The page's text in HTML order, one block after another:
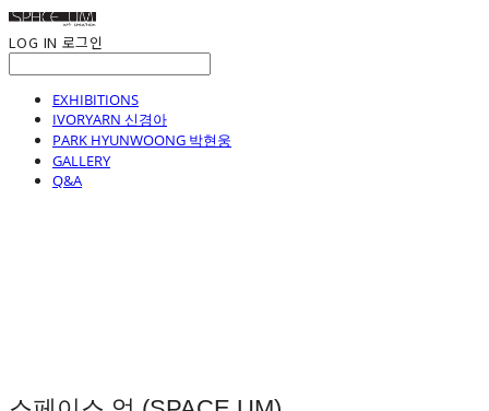
LOG IN 로그인
EXHIBITIONS
IVORYARN 신경아
PARK HYUNWOONG 박현웅
GALLERY
Q&A